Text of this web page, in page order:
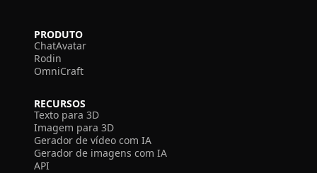
PRODUTO
ChatAvatar
Rodin
OmniCraft
RECURSOS
Texto para 3D
Imagem para 3D
Gerador de vídeo com IA
Gerador de imagens com IA
API